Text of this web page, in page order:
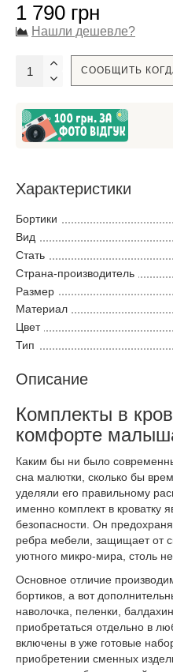
1 790 грн
Нашли дешевле?
СООБЩИТЬ
Характеристики
Бортики
Вид
Стать
Страна-производитель
Размер
Материал
Цвет
Тип
Описание
Комплекты в
комфорте
Каким бы ни было
сна малютки, сколько бы
уделяли его правильному
именно комплект в кроватку
безопасности. Он
ребра мебели, защищает от
уютного микро-мира, столь
Основное отличие
бортиков, а вот
наволочка, пеленки,
приобретаться отдельно в
включены в уже готовые
приобретении сменных